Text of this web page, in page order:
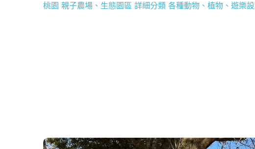
桃園 親子農場、生態園區 詳細分類 各種動物、植物、遊樂